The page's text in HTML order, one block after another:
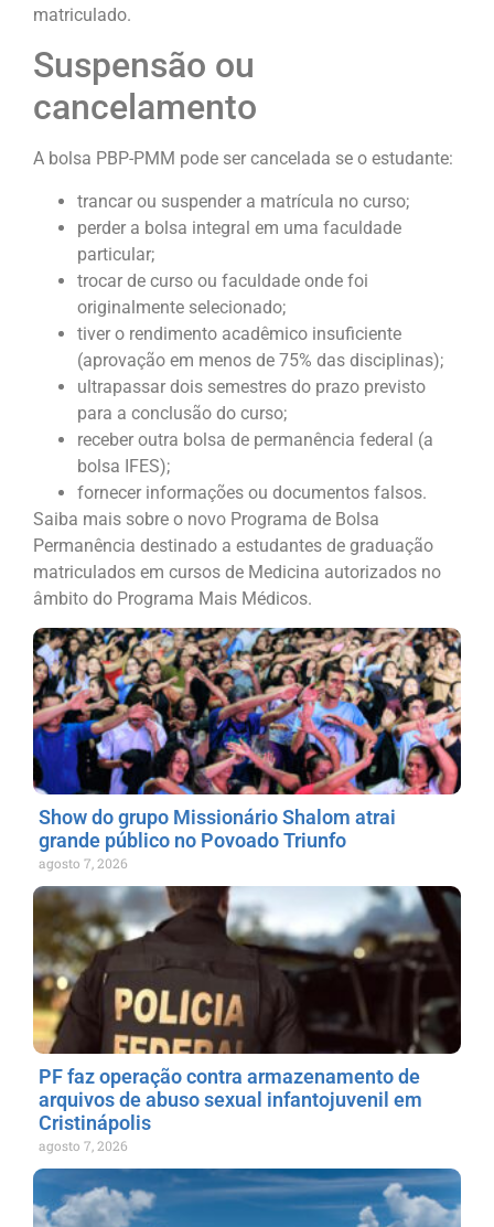
matriculado.
Suspensão ou
cancelamento
A bolsa PBP-PMM pode ser cancelada se o estudante:
trancar ou suspender a matrícula no curso;
perder a bolsa integral em uma faculdade
particular;
trocar de curso ou faculdade onde foi
originalmente selecionado;
tiver o rendimento acadêmico insuficiente
(aprovação em menos de 75% das disciplinas);
ultrapassar dois semestres do prazo previsto
para a conclusão do curso;
receber outra bolsa de permanência federal (a
bolsa IFES);
fornecer informações ou documentos falsos.
Saiba mais sobre o novo Programa de Bolsa
Permanência destinado a estudantes de graduação
matriculados em cursos de Medicina autorizados no
âmbito do Programa Mais Médicos.
Show do grupo Missionário Shalom atrai
grande público no Povoado Triunfo
agosto 7, 2026
PF faz operação contra armazenamento de
arquivos de abuso sexual infantojuvenil em
Cristinápolis
agosto 7, 2026